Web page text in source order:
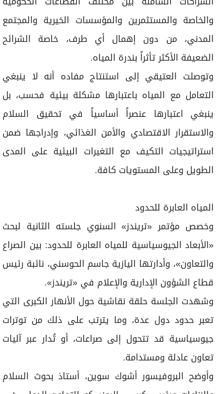
والخاصة والمستثمرين والمؤسسات الخيرية والمجتمع
المدني، من دون إهمال أي طرف، خاصة الشرائح
الضعيفة الأكثر تأثراً بندرة المياه.
وتوصلت العتيقي إلى استنتاج مفاده أنه لا ينبغي
التعامل مع المياه باعتبارها مشكلة بيئية فحسب، بل
ينبغي اعتبارها عنصراً أساسياً في تحقيق السلام
والاستقرار الاقتصادي والأمن الغذائي، وإدراجها ضمن
استراتيجيات التكيف مع التغيرات البيئية على المدى
الطويل وعلى المستويات كافة.
المياه العابرة للحدود
وخصص مؤتمر «تريندز» السنوي جلسته الثانية لبحث
«الأبعاد الجيوسياسية للمياه العابرة للحدود: بين الصراع
والتعاون»، وأدارتها اليازية جاسم الحوسني، نائبة رئيس
قطاع الشؤون الإدارية والإعلام في «تريندز».
وشهدت الجلسة حلقة نقاشية حول الأنهار الكبرى التي
تعبر حدود دول عدة، وما يترتب على ذلك من توترات
جيوسياسية قد تتحول إلى صراعات، أو تُدار عبر آليات
تعاون عادلة ومستدامة.
وأوضح البروفيسور أشوك سوين، أستاذ بحوث السلام